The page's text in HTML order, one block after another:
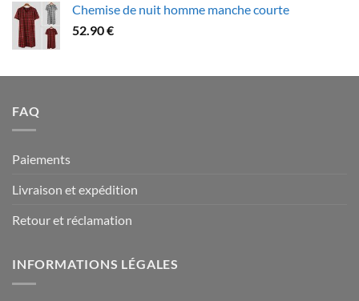
79.90 €
Chemise de nuit homme manche courte
52.90€
FAQ
Paiements
Livraison et expédition
Retour et réclamation
INFORMATIONS LÉGALES